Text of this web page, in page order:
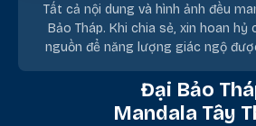
Tất cả nội dung và hình ảnh đều
Bảo Tháp. Khi chia sẻ, xin hoan hỷ
nguồn để năng lượng giác ngộ
Đại Bảo
Mandala Tây